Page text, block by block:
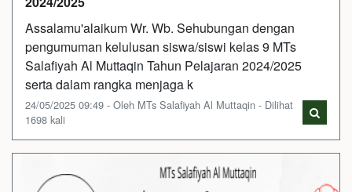
Assalamu'alaikum Wr. Wb. Sehubungan dengan
pengumuman kelulusan siswa/siswi kelas 9 MTs
Salafiyah Al Muttaqin Tahun Pelajaran 2024/2025
serta dalam rangka menjaga k
24/05/2025 09:49 - Oleh MTs Salafiyah Al Muttaqin - Dilihat
1698 kali